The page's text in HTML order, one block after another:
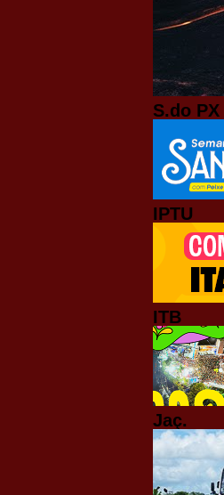
S.do PX
IPTU
ITB
Jaç.